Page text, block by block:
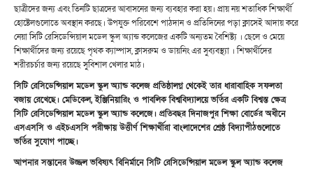
ছাত্রীদের জন্য এবং তিনটি ছাত্রদের আবাসনের জন্য ব্যবহার করা হয়। প্রায় নয় শতাধিক শিক্ষার্থী
হোষ্টেলগুলোতে অবস্থান করছে। উপযুক্ত পরিবেশে পাঠদান ও প্রতিদিনের পড়া ক্লাসেই আদায় করে
নেয়া সিটি রেসিডেন্সিয়াল মডেল স্কুল অ্যান্ড কলেজের একটি অন্যতম বৈশিষ্ট্য । ছেলে ও মেয়ে
শিক্ষার্থীদের জন্য রয়েছে পৃথক ক্যাম্পাস, ক্লাসরুম ও ডায়নিং এর সুব্যবস্থ্যা । শিক্ষার্থীদের
শরীরচর্চার জন্য রয়েছে সুবিশাল খেলার মাঠ।
সিটি রেসিডেন্সিয়াল মডেল স্কুল অ্যান্ড কলেজ প্রতিষ্ঠালগ্ন থেকেই তার ধারাবাহিক সফলতা
বজায় রেখেছে। মেডিকেল, ইঞ্জিনিয়ারিং ও পাবলিক বিশ্ববিদ্যালয়ে ভর্তির একটি বিশ্বস্ত ক্ষেত্র
সিটি রেসিডেন্সিয়াল মডেল স্কুল অ্যান্ড কলেজে। প্রতিবছর দিনাজপুর শিক্ষা বোর্ডের অধীনে
এসএসসি ও এইচএসসি পরীক্ষায় উত্তীর্ণ শিক্ষার্থীরা বাংলাদেশের শ্রেষ্ঠ বিদ্যাপীঠগুলোতে
ভর্তির সুযোগ পাচ্ছে।
আপনার সন্তানের উজ্জল ভবিষ্যৎ বিনির্মানে সিটি রেসিডেন্সিয়াল মডেল স্কুল অ্যান্ড কলেজ